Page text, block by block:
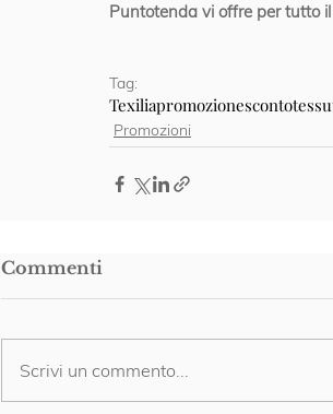
Puntotenda vi offre per tutto
Tag:
Texiliapromozionesconto
Promozioni
Commenti
Scrivi un commento...